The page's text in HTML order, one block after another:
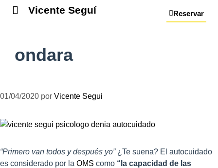
Vicente Seguí Reservar
ondara
01/04/2020 por Vicente Segui
“Primero van todos y después yo” ¿Te suena? El autocuidado
es considerado por la OMS como “la capacidad de las